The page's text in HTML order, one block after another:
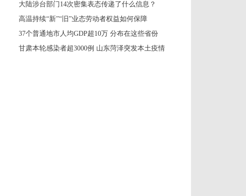
大陆涉台部门14次密集表态传递了什么信息？
高温持续“新”“旧”业态劳动者权益如何保障
37个普通地市人均GDP超10万 分布在这些省份
甘肃本轮感染者超3000例 山东菏泽突发本土疫情